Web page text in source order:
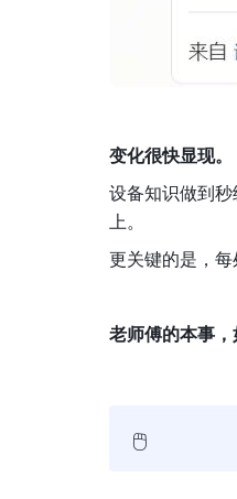
变化很快显现。
设备知识做到
上。
更关键的是，每
老师傅的本事，
🖱️